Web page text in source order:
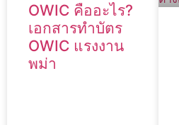
OWIC คืออะไร?
เอกสารทำบัตร
OWIC แรงงาน
พม่า